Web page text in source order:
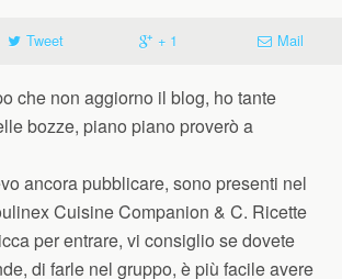
Tweet + 1 Mail
che non aggiorno il blog, ho tante
bozze, piano piano proverò a
ancora pubblicare, sono presenti nel
Cuisine Companion & C. Ricette
per entrare, vi consiglio se dovete
di farle nel gruppo, è più facile avere